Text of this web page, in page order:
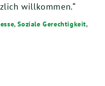
willkommen.“
,Soziale Gerechtigkeit,